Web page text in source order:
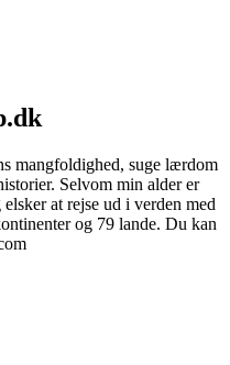
mangfoldighed, suge lærdom
Selvom min alder er
at rejse ud i verden med
og 79 lande. Du kan